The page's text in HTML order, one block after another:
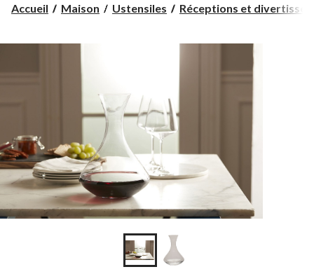
Accueil Maison Ustensiles Réceptions et